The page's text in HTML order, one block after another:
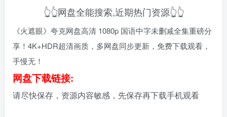
👆👆网盘全能搜索,近期热门资源👆👆
《火遮眼》夸克网盘高清 1080p 国语中字未删减全集重磅分
享！4K+HDR超清画质，多网盘同步更新，免费下载观看，
手慢无！
网盘下载链接:
请尽快保存，资源内容敏感，先保存再下载手机观看